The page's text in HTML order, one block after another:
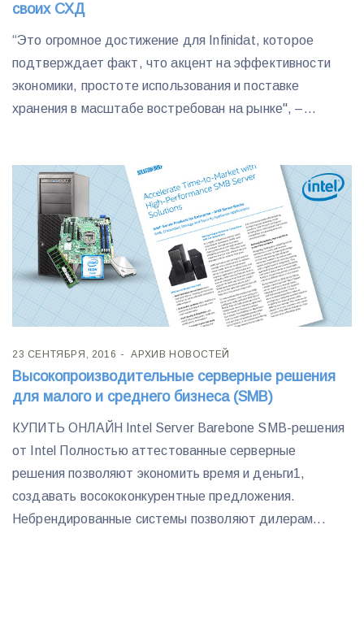
своих СХД
“Это огромное достижение для Infinidat, которое
подтверждает факт, что акцент на эффективности
экономики, простоте использования и поставке
хранения в масштабе востребован на рынке", –...
23 СЕНТЯБРЯ, 2016 АРХИВ НОВОСТЕЙ
Высокопроизводительные серверные решения
для малого и среднего бизнеса (SMB)
КУПИТЬ ОНЛАЙН Intel Server Barebone SMB-решения
от Intel Полностью аттестованные серверные
решения позволяют экономить время и деньги1,
создавать восококонкурентные предложения.
Небрендированные системы позволяют дилерам...